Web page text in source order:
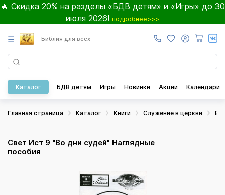
🔥 Скидка 20% на разделы «БДВ детям» и «Игры» до 30
июля 2026! подробнее>>>
☰ Библия для всех
Каталог БДВ детям Игры Новинки Акции Календари
Главная страница Каталог Книги Служение в церкви
Свет Ист 9 "Во дни судей" Наглядные
пособия